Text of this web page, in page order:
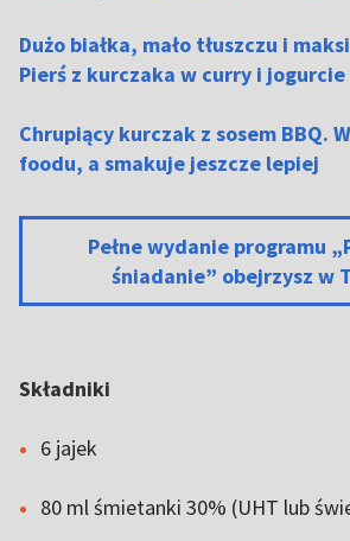
Dużo białka, mało tłuszczu i
Pierś z kurczaka w curry i jogurcie
Chrupiący kurczak z sosem BBQ.
foodu, a smakuje jeszcze lepiej
Pełne wydanie programu
śniadanie” obejrzysz w
Składniki
6 jajek
80 ml śmietanki 30% (UHT lub